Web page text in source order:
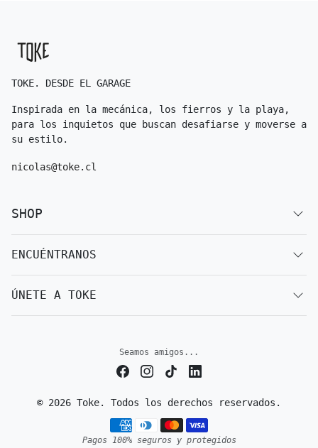
TOKE. DESDE EL GARAGE
Inspirada en la mecánica, los fierros y la playa,
para los inquietos que buscan desafiarse y moverse a
su estilo.
nicolas@toke.cl
SHOP
ENCUÉNTRANOS
ÚNETE A TOKE
Seamos amigos...
© 2026 Toke. Todos los derechos reservados.
Métodos de pago
Pagos 100% seguros y protegidos